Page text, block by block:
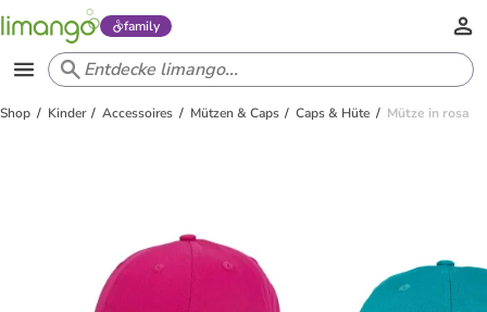
family
Shop Kinder Accessoires Mützen & Caps Caps & Hüte Mütze in rosa